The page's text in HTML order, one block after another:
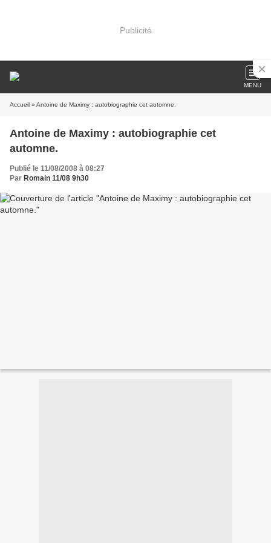
Publicité
MENU
Accueil » Antoine de Maximy : autobiographie cet automne.
Antoine de Maximy : autobiographie cet
automne.
Publié le 11/08/2008 à 08:27
Par Romain 11/08 9h30